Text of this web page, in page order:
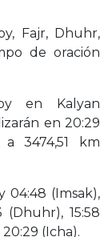
Fajr, Dhuhr,
de oración
en Kalyan
en 20:29
3474,51 km
04:48 (Imsak),
(Dhuhr), 15:58
20:29 (Icha).